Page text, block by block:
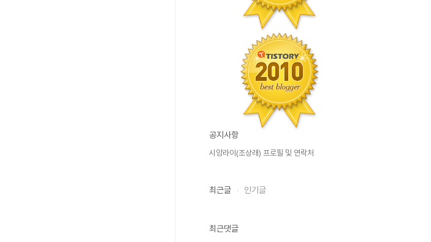
공지사항
시앙라이(조상래) 프로필 및 연락처
최근글 인기글
최근댓글